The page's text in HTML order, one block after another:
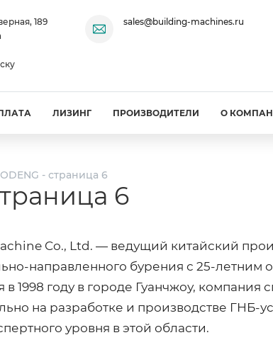
189
sales@building-machines.ru
ЛИЗИНГ ПРОИЗВОДИТЕЛИ О
- страница 6
6
Co., Ltd. — ведущий китайский
направленного бурения с 25-летним
в 1998 году в городе Гуанчжоу, компания
на разработке и производстве ГНБ-
уровня в этой области.